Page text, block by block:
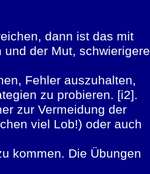
dann ist das mit
der Mut, schwierigere
Fehler auszuhalten,
zu probieren. [i2].
zur Vermeidung der
viel Lob!) oder auch
kommen. Die Übungen